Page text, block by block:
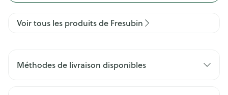
Voir tous les produits de Fresubin
Méthodes de livraison disponibles